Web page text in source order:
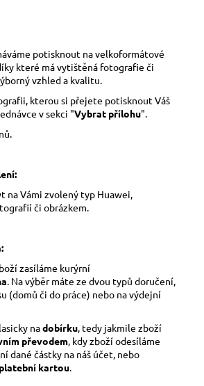
potisknout na velkoformátové
které má vytištěná fotografie či
vzhled a kvalitu.
kterou si přejete potisknout Váš
v sekci "Vybrat přílohu".
na Vámi zvolený typ Huawei,
či obrázkem.
zasíláme kurýrní
. Na výběr máte ze dvou typů doručení,
(domů či do práce) nebo na výdejní
nadobírku , tedy jakmile zboží
převodem , kdy zboží odesíláme
dané částky na náš účet, nebo
kartou